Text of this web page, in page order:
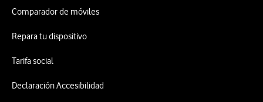
Comparador de móviles
Repara tu dispositivo
Tarifa social
Declaración Accesibilidad